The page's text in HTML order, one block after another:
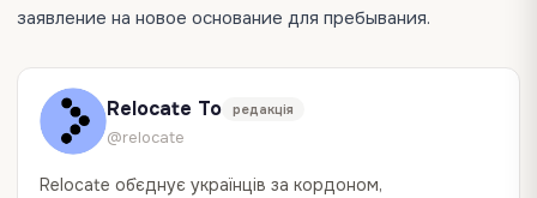
заявление на новое основание для пребывания.
Relocate To редакція
@relocate
Relocate об`єднує українців за кордоном,